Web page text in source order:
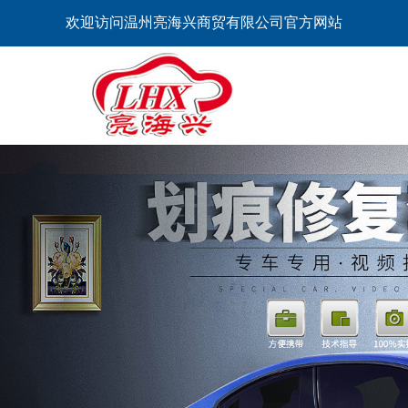
欢迎访问温州亮海兴商贸有限公司官方网站